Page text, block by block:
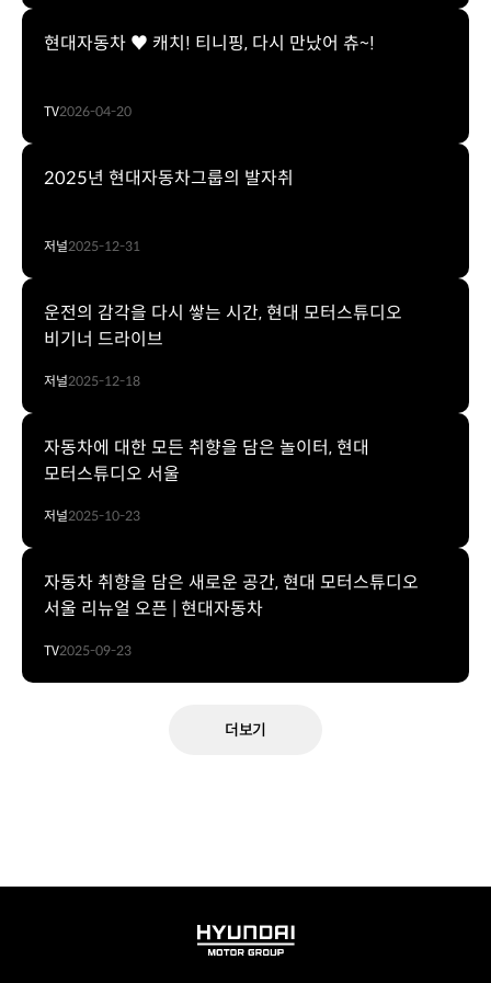
현대자동차 ♥ 캐치! 티니핑, 다시 만났어 츄~!
TV2026-04-20
2025년 현대자동차그룹의 발자취
저널2025-12-31
운전의 감각을 다시 쌓는 시간, 현대 모터스튜디오
비기너 드라이브
저널2025-12-18
자동차에 대한 모든 취향을 담은 놀이터, 현대
모터스튜디오 서울
저널2025-10-23
자동차 취향을 담은 새로운 공간, 현대 모터스튜디오
서울 리뉴얼 오픈 | 현대자동차
TV2025-09-23
더보기
HYUNDAI